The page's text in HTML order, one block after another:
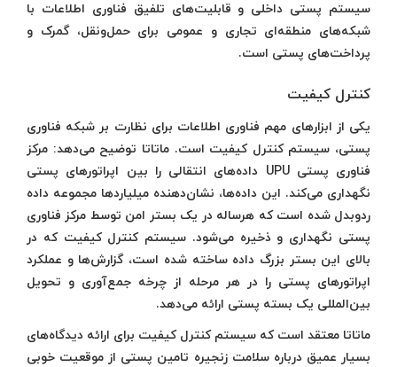
سیستم پستی داخلی و قابلیت‌های تلفیق فناوری اطلاعات با
شبکه‌های منطقه‌ای تجاری و عمومی برای حمل‌و‌نقل، گمرک و
پرداخت‌های پستی است.
کنترل کیفیت
یکی از ابزارهای مهم فناوری اطلاعات برای نظارت بر شبکه فناوری
پستی، سیستم کنترل کیفیت است. ماتاتا توضیح می‌دهد: مرکز
فناوری پستی UPU داده‌های انتقالی را بین اپراتورهای پستی
نگهداری می‌کند. این داده‌ها، نشان‌دهنده میلیاردها مجموعه داده
رد‌و‌بدل شده است که هرساله در یک بستر امن توسط مرکز فناوری
پستی نگهداری و ذخیره می‌شود. سیستم کنترل کیفیت که در
بالای این بستر بزرگ داده ساخته شده است، گزارش‌ها و عملکرد
اپراتورهای پستی را در هر مرحله از چرخه جمع‌آوری و تحویل
بین‌المللی یک بسته پستی ارائه می‌دهد.
ماتاتا معتقد است که سیستم کنترل کیفیت برای ارائه دیدگاه‌های
بسیار عمیق درباره سلامت زنجیره تامین پستی از موقعیت خوبی